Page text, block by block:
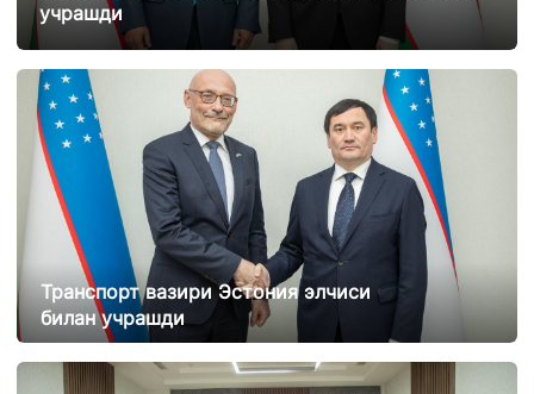
учрашди
Транспорт вазири Эстония элчиси
билан учрашди